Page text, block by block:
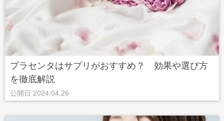
プラセンタはサプリがおすすめ？ 効果や選び方
を徹底解説
公開日 2024.04.26